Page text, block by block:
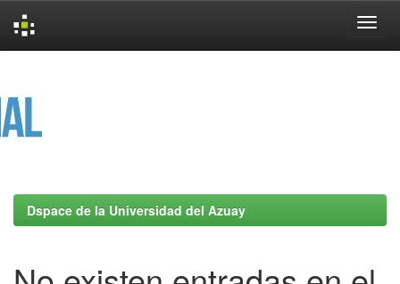
Dspace de la Universidad del Azuay